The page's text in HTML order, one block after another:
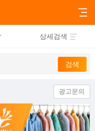
상세검색
광고문의